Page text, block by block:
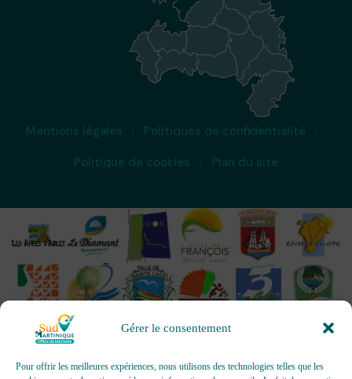
Gérer le consentement
Pour offrir les meilleures expériences, nous utilisons des technologies telles que les
Mentions légales
Politiques de confidentialité
Politique de cookies
Plan du site